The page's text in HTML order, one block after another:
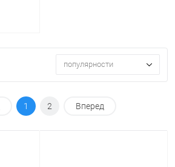
популярности
1 2 Вперед